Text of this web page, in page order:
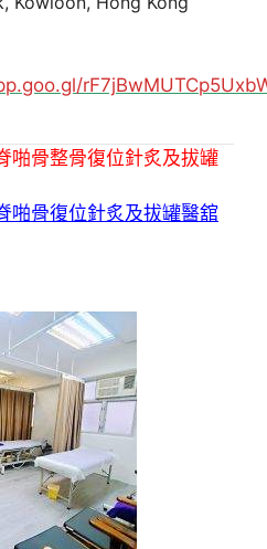
啪骨整骨復位針炙及拔罐
啪骨復位針炙及拔罐醫舘